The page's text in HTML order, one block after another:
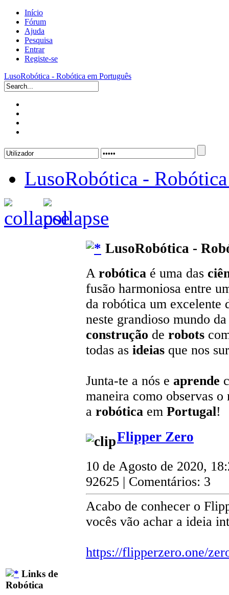
Início
Fórum
Ajuda
Pesquisa
Entrar
Registe-se
LusoRobótica - Robótica em Português
LusoRobótica -
Links de
Robótica
LusoRobótica -
A robótica é uma das
fusão harmoniosa entre
da robótica um excelente
neste grandioso mundo
construção de robots
todas as ideias que nos
Junta-te a nós e aprende
maneira como observas
a robótica em Portugal!
Flipper Zero
10 de Agosto de 2020,
92625 | Comentários: 3
Acabo de conhecer o
vocês vão achar a ideia
https://flipperzero.one/